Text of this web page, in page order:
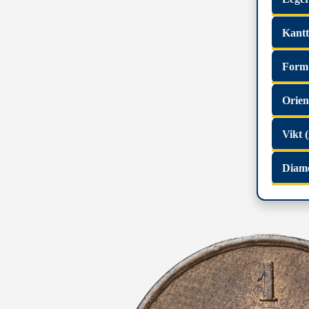
Form
Vikt